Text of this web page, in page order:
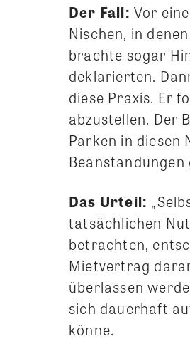
Der Fall: Vor
Nischen, in
brachte sogar
deklarierten.
diese Praxis. Er
abzustellen. Der
Parken in diesen
Beanstandungen
Das Urteil:
tatsächlichen
betrachten,
Mietvertrag
überlassen
sich dauerhaft
könne.